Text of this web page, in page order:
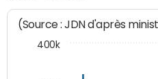
(Source : JDN d'après
400k